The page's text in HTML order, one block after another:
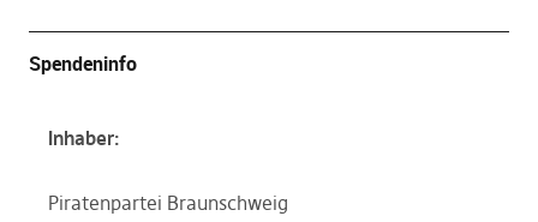
Spendeninfo
Inhaber:
Piratenpartei Braunschweig